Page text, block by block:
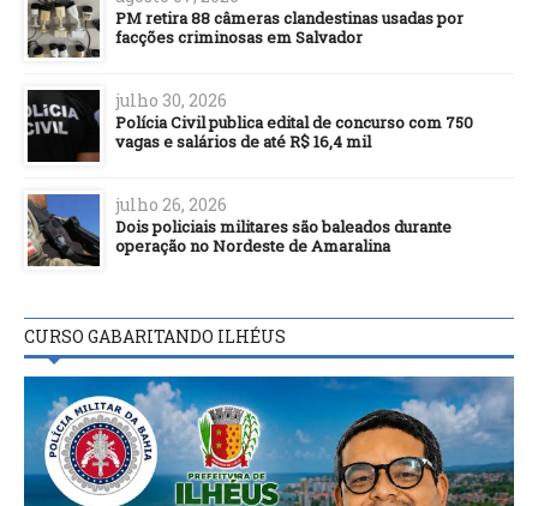
PM retira 88 câmeras clandestinas usadas por
facções criminosas em Salvador
julho 30, 2026
Polícia Civil publica edital de concurso com 750
vagas e salários de até R$ 16,4 mil
julho 26, 2026
Dois policiais militares são baleados durante
operação no Nordeste de Amaralina
CURSO GABARITANDO ILHÉUS